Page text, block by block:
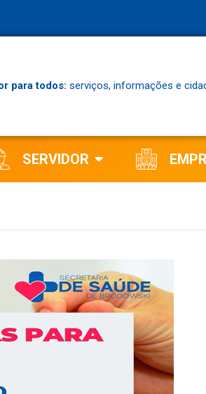
para todos: serviços, informações e
SERVIDOR